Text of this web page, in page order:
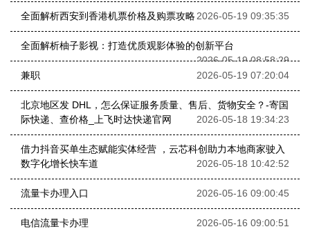
全面解析西安到香港机票价格及购票攻略2026-05-19 09:35:35
全面解析柚子影视：打造优质观影体验的创新平台
2026-05-19 08:58:29
兼职
2026-05-19 07:20:04
北京地区发 DHL，怎么保证服务质量、售后、货物安全？-寄国
际快递、查价格_上飞时达快递官网
2026-05-18 19:34:23
借力抖音买单生态赋能实体经营 ，云芯科创助力本地商家驶入
数字化增长快车道
2026-05-18 10:42:52
流量卡办理入口 2026-05-16 09:00:45
电信流量卡办理 2026-05-16 09:00:51